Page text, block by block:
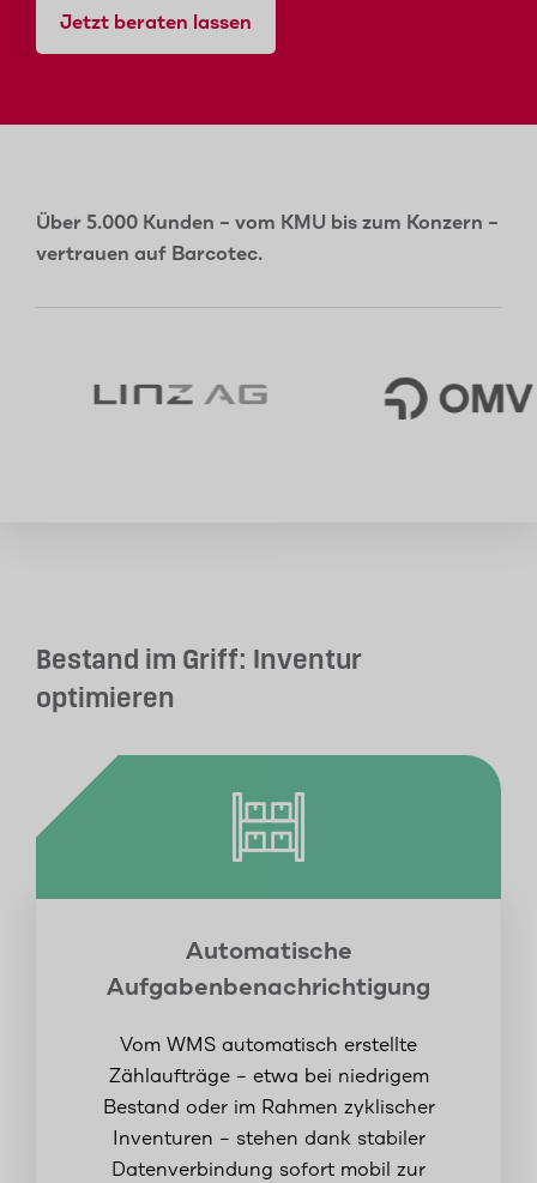
Jetzt beraten lassen
Über 5.000 Kunden – vom KMU bis zum Konzern –
vertrauen auf Barcotec.
Bestand im Griff: Inventur
optimieren
Automatische
Aufgabenbenachrichtigung
Vom WMS automatisch erstellte
Zählaufträge – etwa bei niedrigem
Bestand oder im Rahmen zyklischer
Inventuren – stehen dank stabiler
Datenverbindung sofort mobil zur